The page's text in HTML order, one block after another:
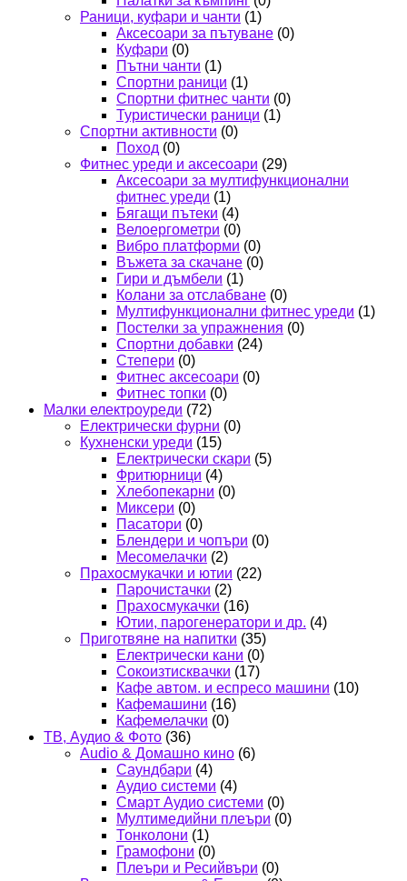
Раници, куфари и чанти (1)
Аксесоари за пътуване (0)
Куфари (0)
Пътни чанти (1)
Спортни раници (1)
Спортни фитнес чанти (0)
Туристически раници (1)
Спортни активности (0)
Поход (0)
Фитнес уреди и аксесоари (29)
Аксесоари за мултифункционални
фитнес уреди (1)
Бягащи пътеки (4)
Велоергометри (0)
Вибро платформи (0)
Въжета за скачане (0)
Гири и дъмбели (1)
Колани за отслабване (0)
Мултифункционални фитнес уреди (1)
Постелки за упражнения (0)
Спортни добавки (24)
Степери (0)
Фитнес аксесоари (0)
Фитнес топки (0)
Малки електроуреди (72)
Електрически фурни (0)
Кухненски уреди (15)
Електрически скари (5)
Фритюрници (4)
Хлебопекарни (0)
Миксери (0)
Пасатори (0)
Блендери и чопъри (0)
Месомелачки (2)
Прахосмукачки и ютии (22)
Парочистачки (2)
Прахосмукачки (16)
Ютии, парогенератори и др. (4)
Приготвяне на напитки (35)
Електрически кани (0)
Сокоизтисквачки (17)
Кафе автом. и еспресо машини (10)
Кафемашини (16)
Кафемелачки (0)
ТВ, Аудио & Фото (36)
Audio & Домашно кино (6)
Саундбари (4)
Аудио системи (4)
Смарт Аудио системи (0)
Мултимедийни плеъри (0)
Тонколони (1)
Грамофони (0)
Плеъри и Ресийвъри (0)